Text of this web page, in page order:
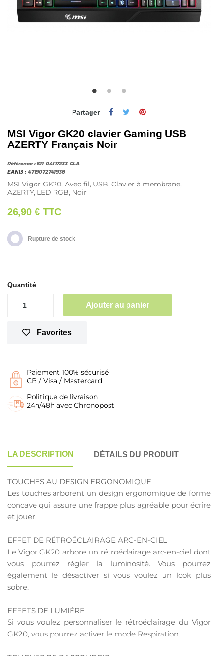
Partager
MSI Vigor GK20 clavier Gaming USB
AZERTY Français Noir
Référence : S11-04FR233-CLA
EAN13 : 4719072741938
MSI Vigor GK20, Avec fil, USB, Clavier à membrane,
AZERTY, LED RGB, Noir
26,90 € TTC
Rupture de stock
Quantité
Ajouter au panier
Favorites
Paiement 100% sécurisé
CB / Visa / Mastercard
Politique de livraison
24h/48h avec Chronopost
LA DESCRIPTION DÉTAILS DU PRODUIT
TOUCHES AU DESIGN ERGONOMIQUE
Les touches arborent un design ergonomique de forme
concave qui assure une frappe plus agréable pour écrire
et jouer.
EFFET DE RÉTROÉCLAIRAGE ARC-EN-CIEL
Le Vigor GK20 arbore un rétroéclairage arc-en-ciel dont
vous pourrez régler la luminosité. Vous pourrez
également le désactiver si vous voulez un look plus
sobre.
EFFETS DE LUMIÈRE
Si vous voulez personnaliser le rétroéclairage du Vigor
GK20, vous pourrez activer le mode Respiration.